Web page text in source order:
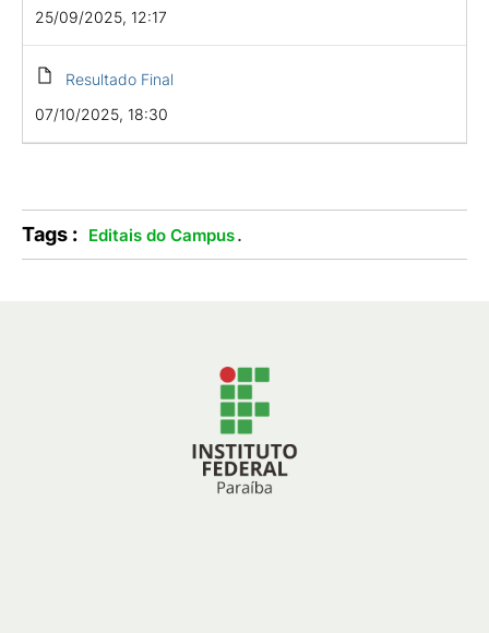
25/09/2025, 12:17
Resultado Final
07/10/2025, 18:30
Tags : Editais do Campus.